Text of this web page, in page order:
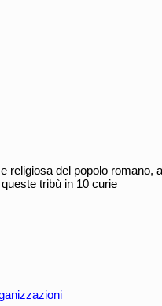
religiosa del popolo romano,
tribù in 10 curie